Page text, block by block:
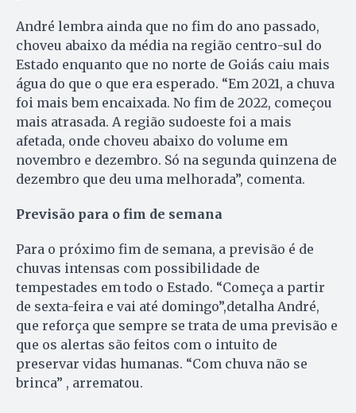
André lembra ainda que no fim do ano passado,
choveu abaixo da média na região centro-sul do
Estado enquanto que no norte de Goiás caiu mais
água do que o que era esperado. “Em 2021, a chuva
foi mais bem encaixada. No fim de 2022, começou
mais atrasada. A região sudoeste foi a mais
afetada, onde choveu abaixo do volume em
novembro e dezembro. Só na segunda quinzena de
dezembro que deu uma melhorada”, comenta.
Previsão para o fim de semana
Para o próximo fim de semana, a previsão é de
chuvas intensas com possibilidade de
tempestades em todo o Estado. “Começa a partir
de sexta-feira e vai até domingo”,detalha André,
que reforça que sempre se trata de uma previsão e
que os alertas são feitos com o intuito de
preservar vidas humanas. “Com chuva não se
brinca” , arrematou.